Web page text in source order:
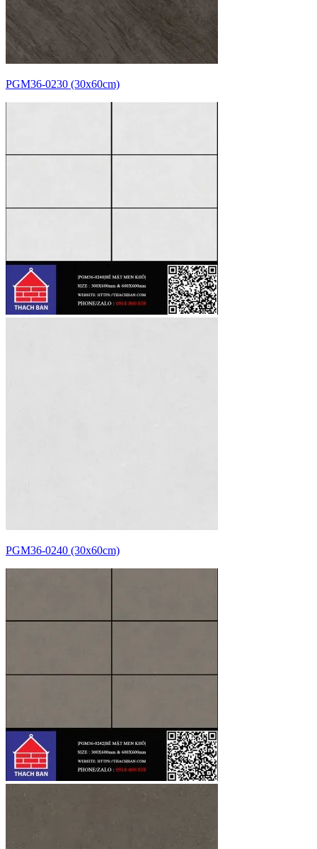
PGM36-0230 (30x60cm)
PGM36-0240 (30x60cm)